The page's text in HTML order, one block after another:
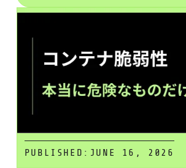
PUBLISHED: JUNE 16, 2026